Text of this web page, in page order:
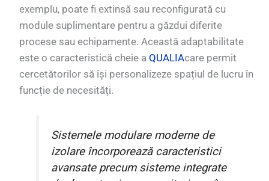
exemplu, poate fi extinsă sau reconfigurată cu
module suplimentare pentru a găzdui diferite
procese sau echipamente. Această adaptabilitate
este o caracteristică cheie a QUALIAcare permit
cercetătorilor să își personalizeze spațiul de lucru în
funcție de necesități.
Sistemele modulare moderne de
izolare încorporează caracteristici
avansate precum sisteme integrate